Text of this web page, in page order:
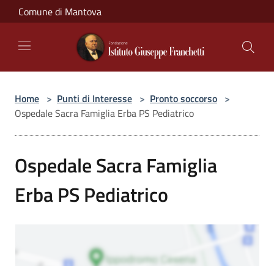
Salta al contenuto principale
Comune di Mantova
Home > Punti di Interesse > Pronto soccorso >
Ospedale Sacra Famiglia Erba PS Pediatrico
Ospedale Sacra Famiglia
Erba PS Pediatrico